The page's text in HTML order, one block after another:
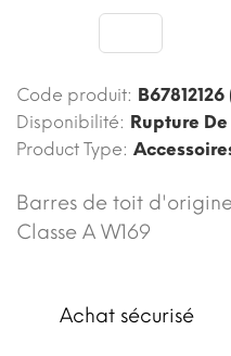
Code produit:
Disponibilité: Rupture
Product Type:
Barres de toit
Classe A W169
Achat sécurisé